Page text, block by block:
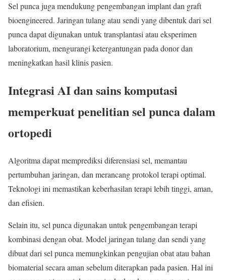
Sel punca juga mendukung pengembangan implant dan graft
bioengineered. Jaringan tulang atau sendi yang dibentuk dari sel
punca dapat digunakan untuk transplantasi atau eksperimen
laboratorium, mengurangi ketergantungan pada donor dan
meningkatkan hasil klinis pasien.
Integrasi AI dan sains komputasi
memperkuat penelitian sel punca dalam
ortopedi
Algoritma dapat memprediksi diferensiasi sel, memantau
pertumbuhan jaringan, dan merancang protokol terapi optimal.
Teknologi ini memastikan keberhasilan terapi lebih tinggi, aman,
dan efisien.
Selain itu, sel punca digunakan untuk pengembangan terapi
kombinasi dengan obat. Model jaringan tulang dan sendi yang
dibuat dari sel punca memungkinkan pengujian obat atau bahan
biomaterial secara aman sebelum diterapkan pada pasien. Hal ini